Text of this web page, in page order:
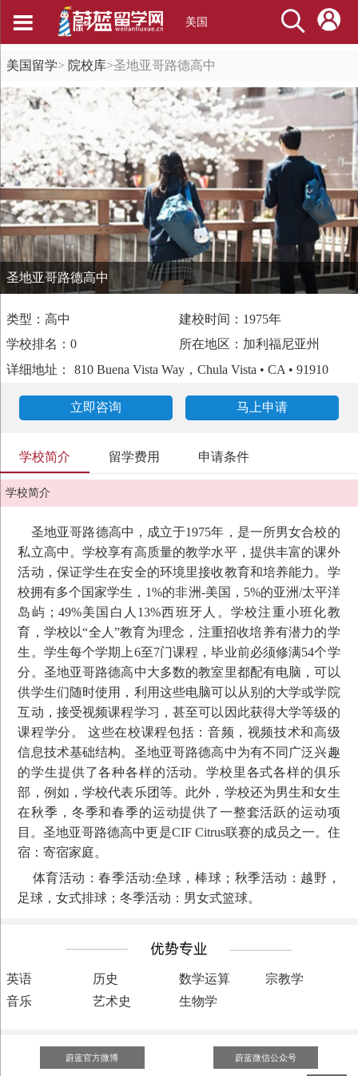
美国
美国留学> 院校库>圣地亚哥路德高中
圣地亚哥路德高中
类型：高中
建校时间：1975年
学校排名：0
所在地区：加利福尼亚州
详细地址：
810 Buena Vista Way，Chula Vista • CA • 91910
立即咨询 马上申请
学校简介 留学费用 申请条件
学校简介
圣地亚哥路德高中，成立于1975年，是一所男女合校的
私立高中。学校享有高质量的教学水平，提供丰富的课外
活动，保证学生在安全的环境里接收教育和培养能力。学
校拥有多个国家学生，1%的非洲-美国，5%的亚洲/太平洋
岛屿；49%美国白人13%西班牙人。学校注重小班化教
育，学校以“全人”教育为理念，注重招收培养有潜力的学
生。学生每个学期上6至7门课程，毕业前必须修满54个学
分。圣地亚哥路德高中大多数的教室里都配有电脑，可以
供学生们随时使用，利用这些电脑可以从别的大学或学院
互动，接受视频课程学习，甚至可以因此获得大学等级的
课程学分。 这些在校课程包括：音频，视频技术和高级
信息技术基础结构。圣地亚哥路德高中为有不同广泛兴趣
的学生提供了各种各样的活动。学校里各式各样的俱乐
部，例如，学校代表乐团等。此外，学校还为男生和女生
在秋季，冬季和春季的运动提供了一整套活跃的运动项
目。圣地亚哥路德高中更是CIF Citrus联赛的成员之一。住
宿：寄宿家庭。
体育活动：春季活动:垒球，棒球；秋季活动：越野，
足球，女式排球；冬季活动：男女式篮球。
英语 历史 数学运算
宗教学
音乐
艺术史 生物学
蔚蓝官方微博 蔚蓝微信公众号